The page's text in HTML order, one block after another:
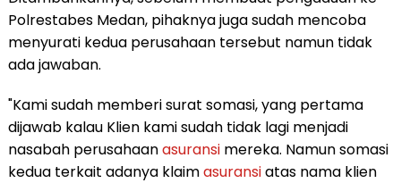
Polrestabes Medan, pihaknya juga sudah mencoba
menyurati kedua perusahaan tersebut namun tidak
ada jawaban.
"Kami sudah memberi surat somasi, yang pertama
dijawab kalau Klien kami sudah tidak lagi menjadi
nasabah perusahaanasuransimereka. Namun somasi
kedua terkait adanya klaimasuransiatas nama klien